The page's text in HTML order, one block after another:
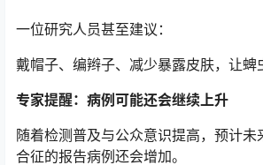
一位研究人员甚至建议：
戴帽子、编辫子、减少暴露皮肤，让蜱
专家提醒：病例可能还会继续上升
随着检测普及与公众意识提高，预计
合征的报告病例还会增加。